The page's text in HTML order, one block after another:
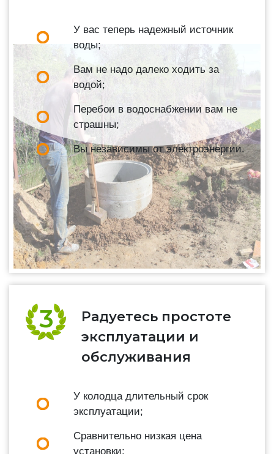
У вас теперь надежный источник
воды;
Вам не надо далеко ходить за
водой;
Перебои в водоснабжении вам не
страшны;
Вы независимы от электроэнергии.
Радуетесь простоте
эксплуатации и
обслуживания
У колодца длительный срок
эксплуатации;
Сравнительно низкая цена
установки;